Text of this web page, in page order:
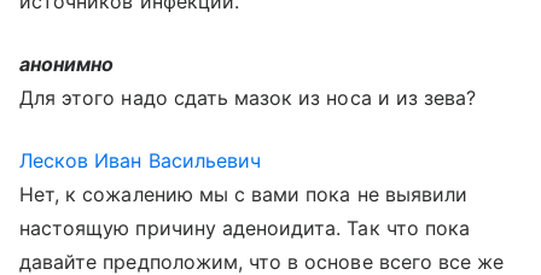
анонимно
Для этого надо сдать мазок из носа и из зева?
Лесков Иван Васильевич
Нет, к сожалению мы с вами пока не выявили
настоящую причину аденоидита. Так что пока
давайте предположим, что в основе всего все же